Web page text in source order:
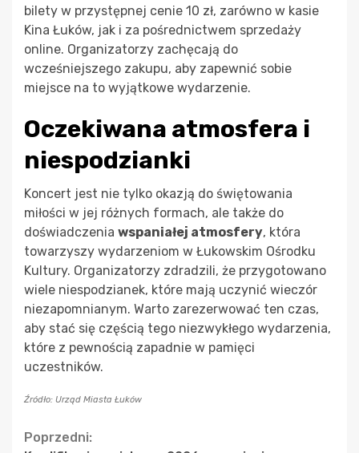
bilety w przystępnej cenie 10 zł, zarówno w kasie
Kina Łuków, jak i za pośrednictwem sprzedaży
online. Organizatorzy zachęcają do
wcześniejszego zakupu, aby zapewnić sobie
miejsce na to wyjątkowe wydarzenie.
Oczekiwana atmosfera i
niespodzianki
Koncert jest nie tylko okazją do świętowania
miłości w jej różnych formach, ale także do
doświadczenia wspaniałej atmosfery, która
towarzyszy wydarzeniom w Łukowskim Ośrodku
Kultury. Organizatorzy zdradzili, że przygotowano
wiele niespodzianek, które mają uczynić wieczór
niezapomnianym. Warto zarezerwować ten czas,
aby stać się częścią tego niezwykłego wydarzenia,
które z pewnością zapadnie w pamięci
uczestników.
Źródło: Urząd Miasta Łuków
Continue
Poprzedni: